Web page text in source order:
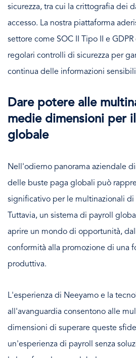
sicurezza, tra cui la crittografia dei
accesso. La nostra piattaforma
settore come SOC II Tipo II e
regolari controlli di sicurezza per
continua delle informazioni
Dare potere alle
medie dimensioni per
globale
Nell'odierno panorama aziendale
delle buste paga globali può
significativo per le multinazionali
Tuttavia, un sistema di payroll
aprire un mondo di opportunità,
conformità alla promozione di una
produttiva.
L'esperienza di Neeyamo e la
all'avanguardia consentono alle
dimensioni di superare queste
un'esperienza di payroll senza